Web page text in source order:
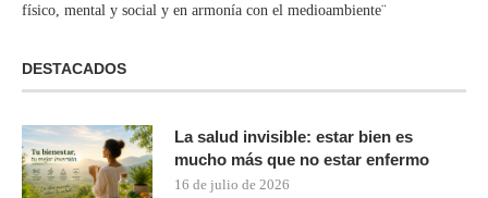
físico, mental y social y en armonía con el medioambiente¨
DESTACADOS
La salud invisible: estar bien es
mucho más que no estar enfermo
16 de julio de 2026